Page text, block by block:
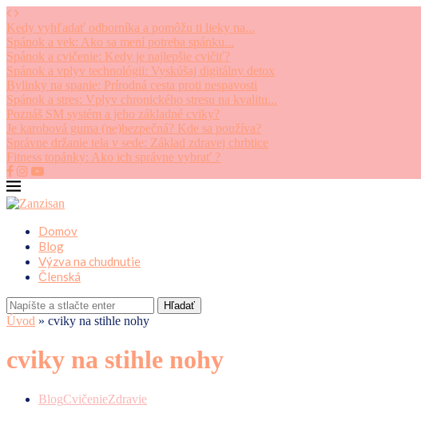
Kedy vyhľadať odborníka a pomôžu ti lieky na...
Spánok a vek: Ako sa mení potreba spánku...
Spánok a cvičenie: Kedy je najlepšie cvičiť?
Spánok a vplyv technológii: Vyskúšaj digitálny detox
Bylinky na spanie: Prírodná cesta proti nespavosti
Spánok a stres: Vplyv chronického stresu na kvalitu...
Poznáš SM systém a jeho základné cviky?
Je karobová guma (ne)bezpečná? Kde sa používa?
Správne držanie tela v sede: Základ zdravej chrbtice
Fitness topánky: Ako ich správne vybrať ?
Domov
Blog
Výzva na chudnutie
Členská
Hľadať
Úvod » cviky na stihle nohy
cviky na stihle nohy
BlogCvičenieZdravie